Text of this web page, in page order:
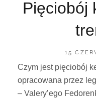
Pięciobój
POSTED
15
Czym jest pięciobój
opracowana przez
– Valery’ego